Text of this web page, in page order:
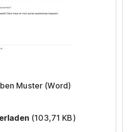
Muster (Word)
(103,71 KB)